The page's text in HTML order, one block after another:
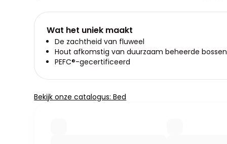
Wat het uniek maakt
De zachtheid van fluweel
Hout afkomstig van duurzaam beheerde bossen
PEFC®-gecertificeerd
Bekijk onze catalogus: Bed